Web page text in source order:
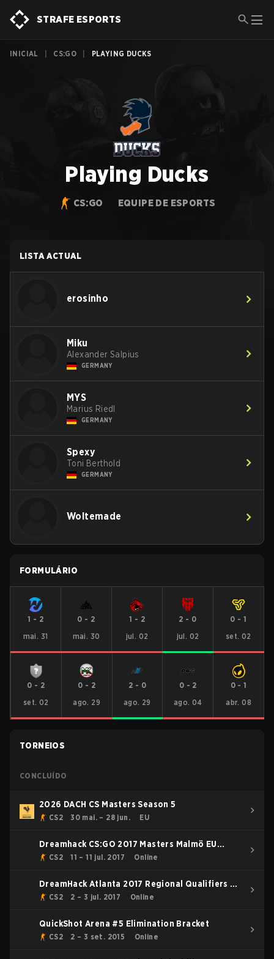
STRAFE ESPORTS
INICIAL CS:GO PLAYING DUCKS
Playing Ducks
CS:GO EQUIPE DE ESPORTS
LISTA ACTUAL
erosinho
Miku
Alexander Salpius
GERMANY
MYS
Marius Riedl
GERMANY
Spexy
Toni Berthold
GERMANY
Woltemade
FORMULÁRIO
1 - 2
mai. 31
0 - 2
mai. 30
1 - 2
jul. 02
2 - 0
jul. 02
0 -1
set. 02
0 - 2
set. 02
0 - 2
ago. 29
2 - 0
ago. 29
0 - 2
ago. 04
0-1
abr. 08
TORNEIOS
CONCLUÍDO
2026 DACH CS Masters Season 5
CS2 30 mai. – 28 jun. EU
Dreamhack CS:GO 2017 Masters Malmö EU
Qualifier
CS2 11 – 11 jul. 2017 Online
DreamHack Atlanta 2017 Regional Qualifiers EU
Qualifier
CS2 2 – 3 jul. 2017 Online
QuickShot Arena #5 Elimination Bracket
CS2 2 – 3 set. 2015 Online